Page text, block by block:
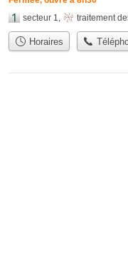
secteur 1 traitement
Horaires